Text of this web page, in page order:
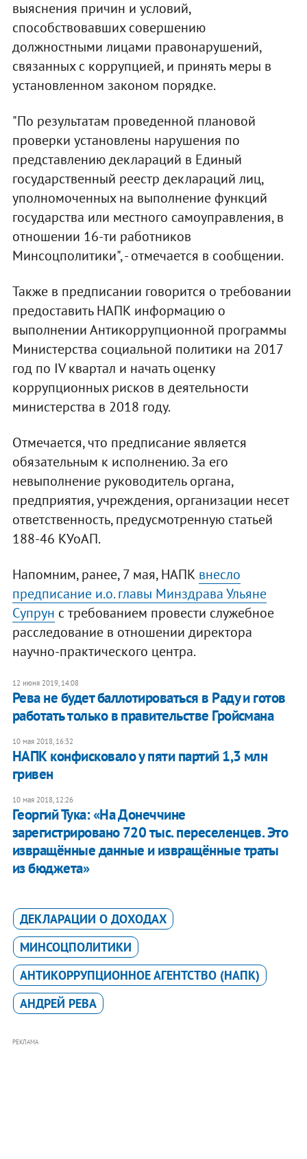
выяснения причин и условий,
способствовавших совершению
должностными лицами правонарушений,
связанных с коррупцией, и принять меры в
установленном законом порядке.
"По результатам проведенной плановой
проверки установлены нарушения по
представлению деклараций в Единый
государственный реестр деклараций лиц,
уполномоченных на выполнение функций
государства или местного самоуправления, в
отношении 16-ти работников
Минсоцполитики", - отмечается в сообщении.
Также в предписании говорится о требовании
предоставить НАПК информацию о
выполнении Антикоррупционной программы
Министерства социальной политики на 2017
год по IV квартал и начать оценку
коррупционных рисков в деятельности
министерства в 2018 году.
Отмечается, что предписание является
обязательным к исполнению. За его
невыполнение руководитель органа,
предприятия, учреждения, организации несет
ответственность, предусмотренную статьей
188-46 КУоАП.
Напомним, ранее, 7 мая, НАПК внесло
предписание и.о. главы Минздрава Ульяне
Супрун с требованием провести служебное
расследование в отношении директора
научно-практического центра.
12 июня 2019, 14:08
​Рева не будет баллотироваться в Раду и готов
работать только в правительстве Гройсмана
10 мая 2018, 16:32
НАПК конфисковало у пяти партий 1,3 млн
гривен
10 мая 2018, 12:26
Георгий Тука: «На Донеччине
зарегистрировано 720 тыс. переселенцев. Это
извращённые данные и извращённые траты
из бюджета»
ДЕКЛАРАЦИИ О ДОХОДАХ
МИНСОЦПОЛИТИКИ
АНТИКОРРУПЦИОННОЕ АГЕНТСТВО (НАПК)
АНДРЕЙ РЕВА
РЕКЛАМА